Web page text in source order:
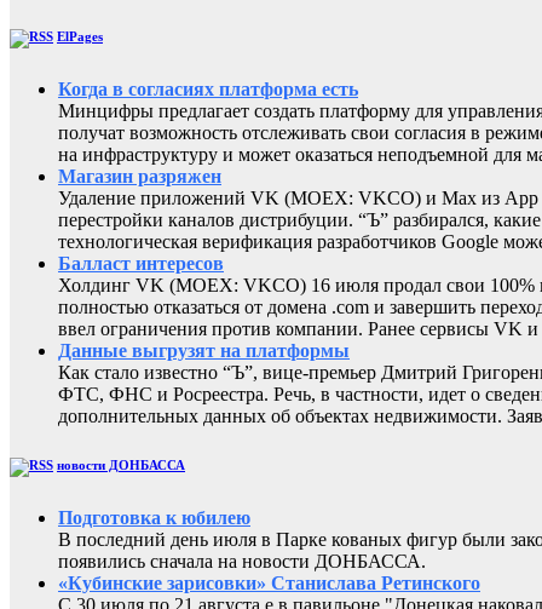
ElPages
Когда в согласиях платформа есть
Минцифры предлагает создать платформу для
получат возможность отслеживать свои согласия в
на инфраструктуру и может оказаться неподъемной
Магазин разряжен
Удаление приложений VK (MOEX: VKCO) и Max из App
перестройки каналов дистрибуции. “Ъ” разбирался,
технологическая верификация разработчиков Google
Балласт интересов
Холдинг VK (MOEX: VKCO) 16 июля продал свои 100%
полностью отказаться от домена .com и завершить
ввел ограничения против компании. Ранее сервисы VK
Данные выгрузят на платформы
Как стало известно “Ъ”, вице-премьер Дмитрий
ФТС, ФНС и Росреестра. Речь, в частности, идет о
дополнительных данных об объектах недвижимости.
новости ДОНБАССА
Подготовка к юбилею
В последний день июля в Парке кованых фигур были
появились сначала на новости ДОНБАССА.
«Кубинские зарисовки» Станислава Ретинского